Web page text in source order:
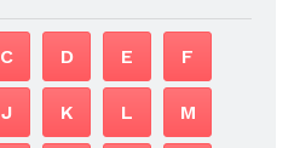
C D E F
J K L M